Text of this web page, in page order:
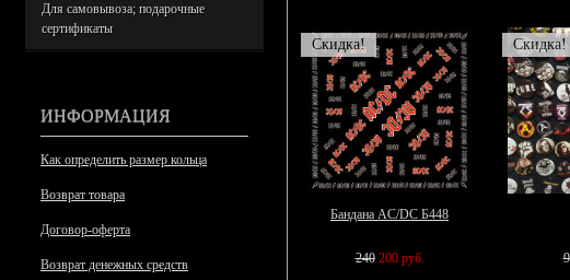
Для самовывоза; подарочные
сертификаты
ИНФОРМАЦИЯ
Как определить размер кольца
Возврат товара
Договор-оферта
Возврат денежных средств
Скидка!
Бандана AC/DC Б448
240 200 руб.
Скидка!